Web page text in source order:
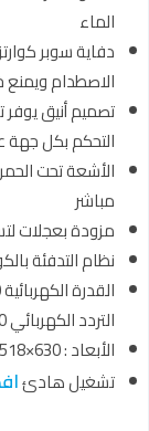
الماء
دفاية سوبر
الاصطدام ويمنع
تصميم أنيق
التحكم بكل جهة
الأشعة تحت
مباشر
مزودة بعجلات
نظام التدفئة
التردد الكهربائي 50-60 هيرتز
الأبعاد : 630×518×197 م.م
تشغيل هادئ